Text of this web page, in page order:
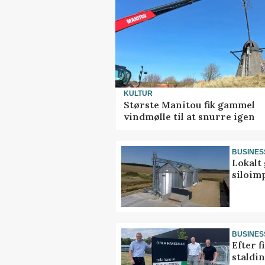
KULTUR
Største Manitou fik gammel
vindmølle til at snurre igen
Lokalt
Efter